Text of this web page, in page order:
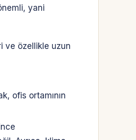
yani
ve özellikle uzun
ofis ortamının